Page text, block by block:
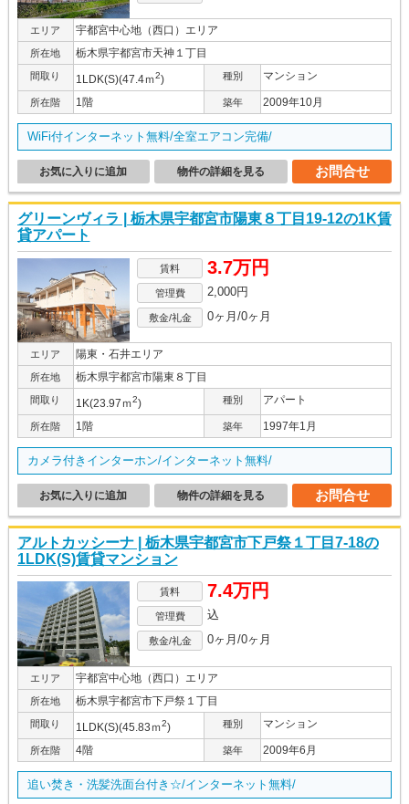
エリア 宇都宮中心地（西口）エリア
所在地 栃木県宇都宮市天神１丁目
間取り 1LDK(S)(47.4ｍ2) 種別 マンション
所在階 1階 築年 2009年10月
WiFi付インターネット無料/全室エアコン完備/
お問合せ
物件の詳細を見る
お気に入りに追加
グリーンヴィラ | 栃木県宇都宮市陽東８丁目19-12の1K賃
貸アパート
賃料 3.7万円
管理費 2,000円
敷金/礼金 0ヶ月/0ヶ月
エリア 陽東・石井エリア
所在地 栃木県宇都宮市陽東８丁目
間取り 1K(23.97ｍ2) 種別 アパート
所在階 1階 築年 1997年1月
カメラ付きインターホン/インターネット無料/
お問合せ
物件の詳細を見る
お気に入りに追加
アルトカッシーナ | 栃木県宇都宮市下戸祭１丁目7-18の
1LDK(S)賃貸マンション
賃料 7.4万円
管理費 込
敷金/礼金 0ヶ月/0ヶ月
エリア 宇都宮中心地（西口）エリア
所在地 栃木県宇都宮市下戸祭１丁目
間取り 1LDK(S)(45.83ｍ2) 種別 マンション
所在階 4階 築年 2009年6月
追い焚き・洗髪洗面台付き☆/インターネット無料/